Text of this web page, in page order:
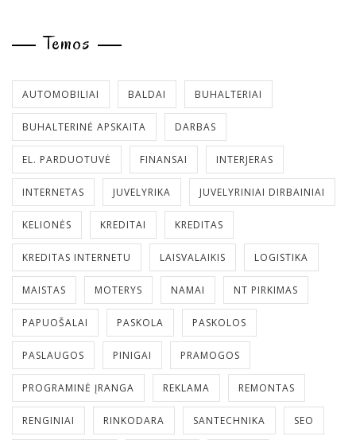
Temos
AUTOMOBILIAI BALDAI BUHALTERIAI
BUHALTERINĖ APSKAITA DARBAS
EL. PARDUOTUVĖ FINANSAI INTERJERAS
INTERNETAS JUVELYRIKA JUVELYRINIAI DIRBAINIAI
KELIONĖS KREDITAI KREDITAS
KREDITAS INTERNETU LAISVALAIKIS LOGISTIKA
MAISTAS MOTERYS NAMAI NT PIRKIMAS
PAPUOŠALAI PASKOLA PASKOLOS
PASLAUGOS PINIGAI PRAMOGOS
PROGRAMINĖ ĮRANGA REKLAMA REMONTAS
RENGINIAI RINKODARA SANTECHNIKA SEO